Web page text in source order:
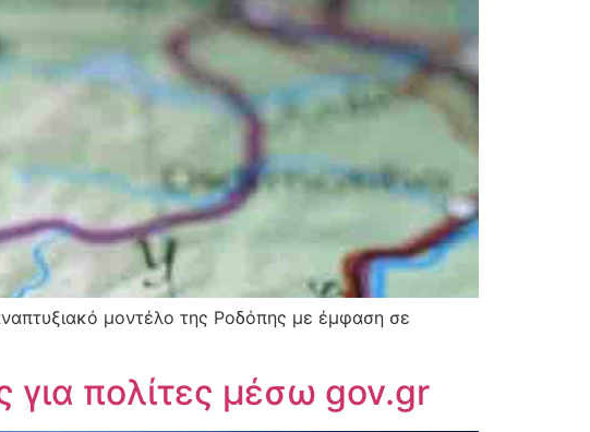
μοντέλο της Ροδόπης με έμφαση σε
πολίτες μέσω gov.gr